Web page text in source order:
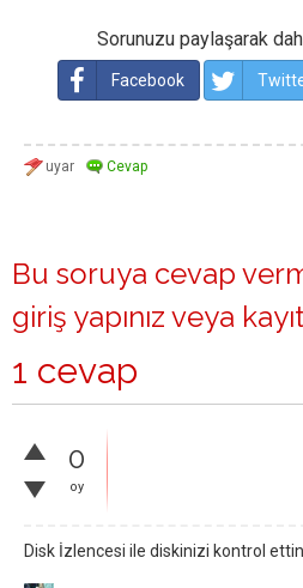
Sorunuzu paylaşarak
Facebook
Bu soruya cevap
giriş yapınız veya
1 cevap
0
oy
Disk İzlencesi ile diskinizi kontrol